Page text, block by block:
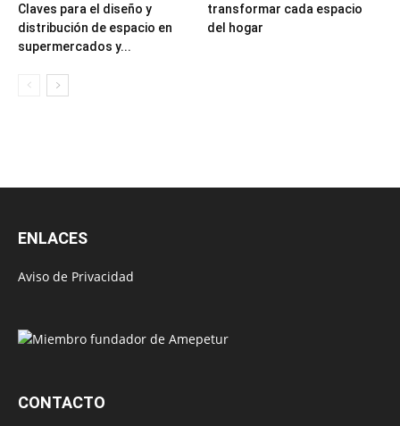
Claves para el diseño y
distribución de espacio en
supermercados y...
transformar cada espacio
del hogar
ENLACES
Aviso de Privacidad
CONTACTO